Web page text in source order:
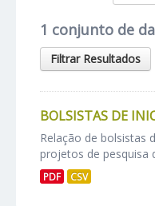
1 conjunto de
Filtrar Resultados
BOLSISTAS DE
Relação de bolsistas
projetos de pesquisa
PDF CSV